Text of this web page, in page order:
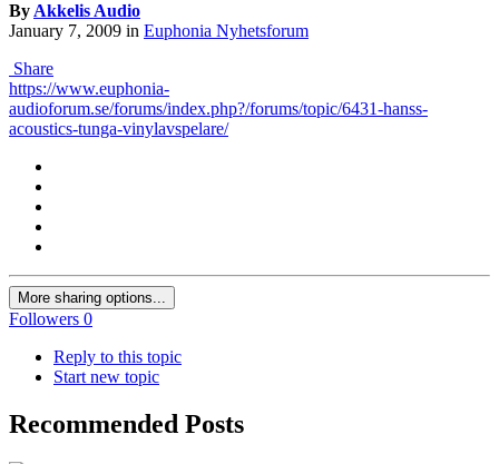
ByAkkelis Audio
January 7, 2009 in Euphonia Nyhetsforum
Share
https://www.euphonia-
audioforum.se/forums/index.php?/forums/topic/6431-hanss-
acoustics-tunga-vinylavspelare/
More sharing options...
Followers 0
Reply to this topic
Start new topic
Recommended Posts